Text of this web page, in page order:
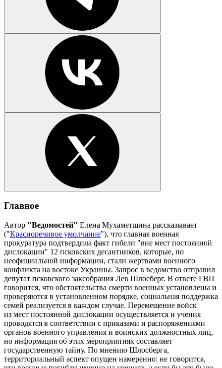
Главное
Автор "Ведомостей" Елена Мухаметшина рассказывает
("Красноречивое умолчание"), что главная военная
прокуратура подтвердила факт гибели "вне мест постоянной
дислокации" 12 псковских десантников, которые, по
неофициальной информации, стали жертвами военного
конфликта на востоке Украины. Запрос в ведомство отправил
депутат псковского заксобрания Лев Шлосберг. В ответе ГВП
говорится, что обстоятельства смерти военных установлены и
проверяются в установленном порядке, социальная поддержка
семей реализуется в каждом случае. Перемещение войск
из мест постоянной дислокации осуществляется и учения
проводятся в соответствии с приказами и распоряжениями
органов военного управления и воинских должностных лиц,
но информация об этих мероприятиях составляет
государственную тайну. По мнению Шлосберга,
территориальный аспект опущен намеренно: не говорится,